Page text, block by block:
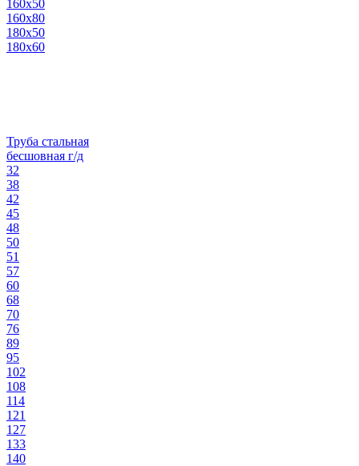
160х50
160х80
180х50
180х60
Труба стальная
бесшовная г/д
32
38
42
45
48
50
51
57
60
68
70
76
89
95
102
108
114
121
127
133
140